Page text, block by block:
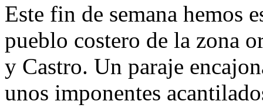
Este fin de semana hemos
pueblo costero de la zona
y Castro. Un paraje
unos imponentes